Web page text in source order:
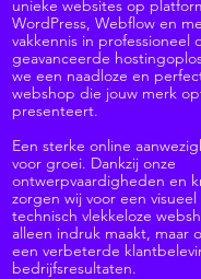
unieke websites op
WordPress, Webflow en
vakkennis in professioneel
geavanceerde
we een naadloze en
webshop die jouw merk
presenteert.
Een sterke online
voor groei. Dankzij onze
ontwerpvaardigheden en
zorgen wij voor een
technisch vlekkeloze
alleen indruk maakt, maar
een verbeterde
bedrijfsresultaten.